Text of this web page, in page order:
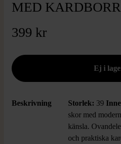
MED
399 kr
Beskrivning Storlek: 39
skor med
känsla.
och praktiska